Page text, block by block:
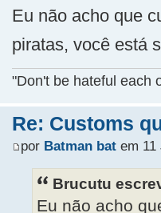
Eu não acho que
piratas, você está
"Don't be hateful each
Re: Customs
por Batman batem 11
Brucutu
Eu não acho